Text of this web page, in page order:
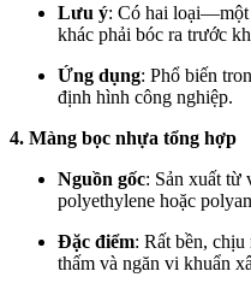
Lưu ý: Có hai loại—một
khác phải bóc ra trước
Ứng dụng: Phổ biến
định hình công nghiệp.
4. Màng bọc nhựa tổng hợp
Nguồn gốc: Sản xuất từ
polyethylene hoặc
Đặc điểm: Rất bền, chịu
thấm và ngăn vi khuẩn